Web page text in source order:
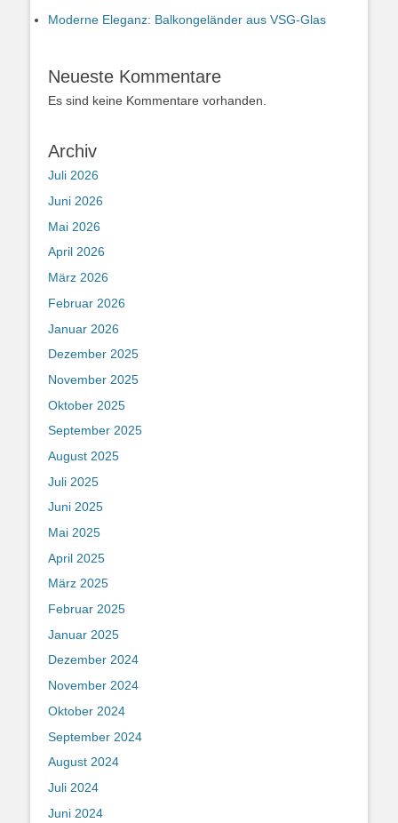
Moderne Eleganz: Balkongeländer aus VSG-Glas
Neueste Kommentare
Es sind keine Kommentare vorhanden.
Archiv
Juli 2026
Juni 2026
Mai 2026
April 2026
März 2026
Februar 2026
Januar 2026
Dezember 2025
November 2025
Oktober 2025
September 2025
August 2025
Juli 2025
Juni 2025
Mai 2025
April 2025
März 2025
Februar 2025
Januar 2025
Dezember 2024
November 2024
Oktober 2024
September 2024
August 2024
Juli 2024
Juni 2024